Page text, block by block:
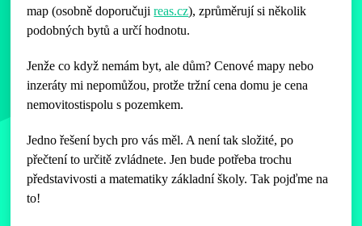
map (osobně doporučujireas.cz), zprůměrují si několik
podobných bytů a určí hodnotu.
Jenže co když nemám byt, ale dům? Cenové mapy nebo
inzeráty mi nepomůžou, protže tržní cena domu je cena
nemovitostispolu s pozemkem.
Jedno řešení bych pro vás měl. A není tak složité, po
přečtení to určitě zvládnete. Jen bude potřeba trochu
představivosti a matematiky základní školy. Tak pojďme na
to!